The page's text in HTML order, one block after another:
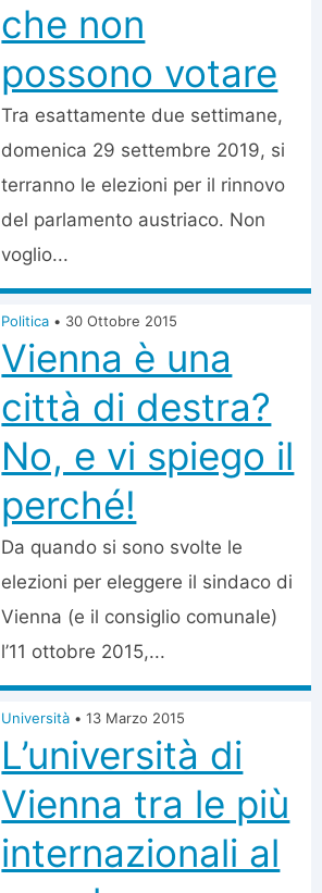
che non
possono votare
Tra esattamente due settimane,
domenica 29 settembre 2019, si
terranno le elezioni per il rinnovo
del parlamento austriaco. Non
voglio...
Politica • 30 Ottobre 2015
Vienna è una
città di destra?
No, e vi spiego il
perché!
Da quando si sono svolte le
elezioni per eleggere il sindaco di
Vienna (e il consiglio comunale)
l’11 ottobre 2015,...
Università • 13 Marzo 2015
L’università di
Vienna tra le più
internazionali al